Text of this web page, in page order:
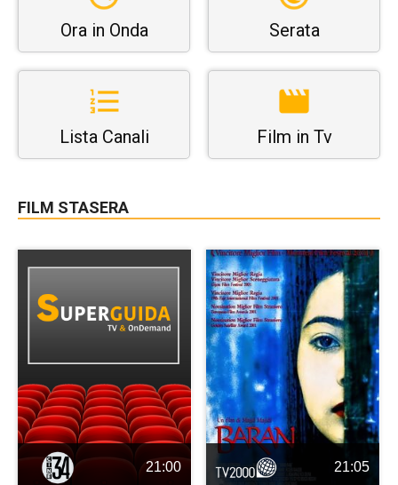
Ora in Onda Serata
Lista Canali Film in Tv
FILM STASERA
21:00 21:05